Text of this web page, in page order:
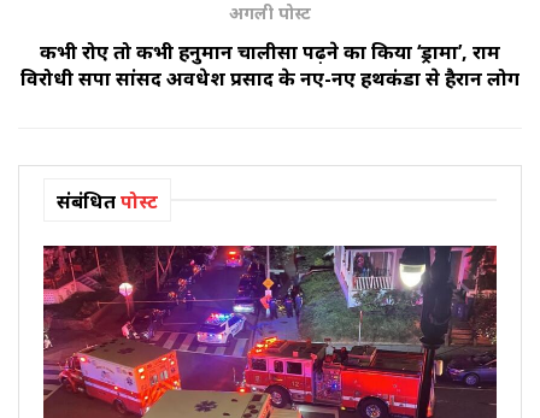
अगली पोस्ट
कभी रोए तो कभी हनुमान चालीसा पढ़ने का किया ‘ड्रामा’, राम
विरोधी सपा सांसद अवधेश प्रसाद के नए-नए हथकंडों से हैरान लोग
संबंधितपोस्ट